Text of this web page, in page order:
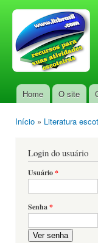
Menu principal
Home O site
Início » Literatura
Login do usuário
Usuário*
Senha*
Ver senha